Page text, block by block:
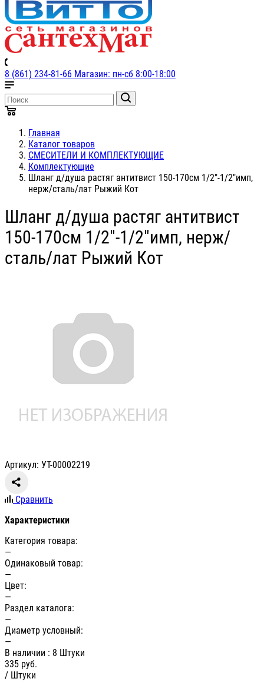
8 (861) 234-81-66 Магазин: пн-сб 8:00-18:00
Главная
Каталог товаров
СМЕСИТЕЛИ И КОМПЛЕКТУЮЩИЕ
Комплектующие
Шланг д/душа растяг антитвист 150-170см 1/2"-1/2"имп,
нерж/сталь/лат Рыжий Кот
Шланг д/душа растяг антитвист
150-170см 1/2"-1/2"имп, нерж/
сталь/лат Рыжий Кот
Артикул: УТ-00002219
Сравнить
Характеристики
Категория товара:
—
Одинаковый товар:
—
Цвет:
—
Раздел каталога:
—
Диаметр условный:
—
В наличии : 8 Штуки
335 руб.
/ Штуки